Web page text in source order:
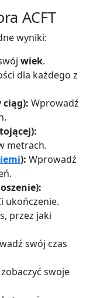
ACFT
wyniki:
wiek.
dla każdego z
Wprowadź
metrach.
): Wprowadź
ukończenie.
przez jaki
swój czas
swoje